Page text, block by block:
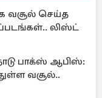
வசூல் செய்த
லிஸ்ட்
பாக்ஸ் ஆபிஸ்:
வசூல்..